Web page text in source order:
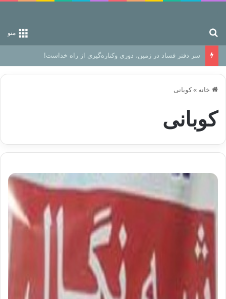
منو
رهایی از زندانِ اوهام
خانه » کوبانی
کوبانی